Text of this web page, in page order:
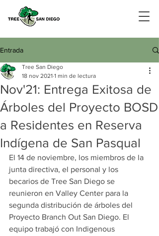
Entrada
Nov'21: Entrega Exitosa de
Árboles del Proyecto BOSD
a Residentes en Reserva
Indígena de San Pasqual
Tree San Diego
18 nov 2021 1 min de lectura
El 14 de noviembre, los miembros de la
junta directiva, el personal y los
becarios de Tree San Diego se
reunieron en Valley Center para la
segunda distribución de árboles del
Proyecto Branch Out San Diego. El
equipo trabajó con Indigenous